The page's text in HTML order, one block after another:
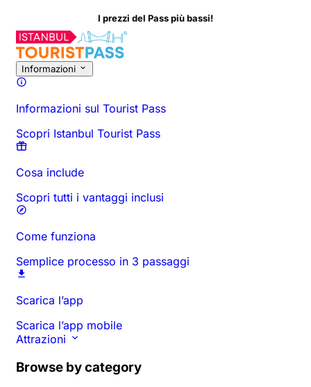
I prezzi del Pass più bassi!
Informazioni
Informazioni sul Tourist Pass
Scopri Istanbul Tourist Pass
Cosa include
Scopri tutti i vantaggi inclusi
Come funziona
Semplice processo in 3 passaggi
Scarica l’app
Scarica l’app mobile
Attrazioni
Browse by category